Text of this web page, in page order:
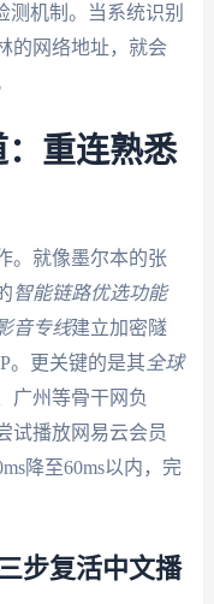
测机制。当系统识别
的网络地址，就会
重连熟悉
。就像墨尔本的张
智能链路优选功能
音专线建立加密隧
。更关键的是其全球
广州等骨干网负
试播放网易云会员
降至60ms以内，完
步复活中文播